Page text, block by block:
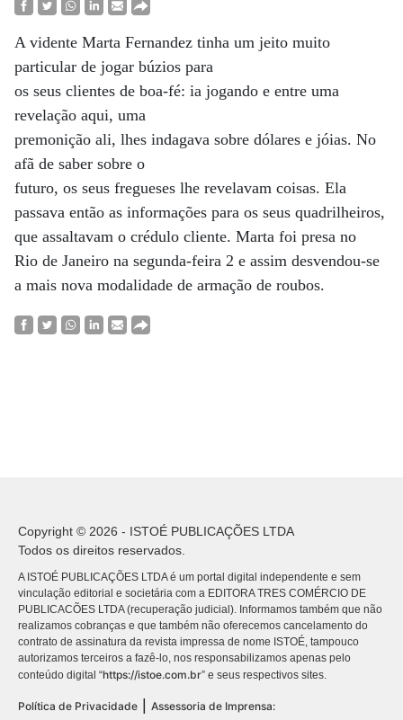
A vidente Marta Fernandez tinha um jeito muito
particular de jogar búzios para
os seus clientes de boa-fé: ia jogando e entre uma
revelação aqui, uma
premonição ali, lhes indagava sobre dólares e jóias. No
afã de saber sobre o
futuro, os seus fregueses lhe revelavam coisas. Ela
passava então as informações para os seus quadrilheiros,
que assaltavam o crédulo cliente. Marta foi presa no
Rio de Janeiro na segunda-feira 2 e assim desvendou-se
a mais nova modalidade de armação de roubos.
Copyright © 2026 - ISTOÉ PUBLICAÇÕES LTDA
Todos os direitos reservados.
A ISTOÉ PUBLICAÇÕES LTDA é um portal digital independente e sem
vinculação editorial e societária com a EDITORA TRES COMÉRCIO DE
PUBLICACÕES LTDA (recuperação judicial). Informamos também que não
realizamos cobranças e que também não oferecemos cancelamento do
contrato de assinatura da revista impressa de nome ISTOÉ, tampouco
autorizamos terceiros a fazê-lo, nos responsabilizamos apenas pelo
conteúdo digital “https://istoe.com.br” e seus respectivos sites.
Política de Privacidade Assessoria de Imprensa: